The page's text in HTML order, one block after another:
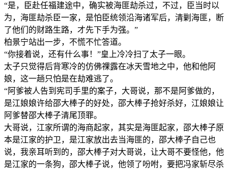
“是，臣赴任福建途中，确实被海匪劫杀过，不过，臣当时以
为，海匪劫杀臣一家，是怕臣统领沿海诸军后，清剿海匪，断
了他们的财路生路，才先下手为强。”
柏景宁站出一步，不慌不忙答道。
“你接着说，还有什么事！”皇上冷冷扫了太子一眼。
太子只觉得后背寒冷的仿佛祼露在冰天雪地之中，他和他阿
娘，这一趟只怕是在劫难逃了。
“阿爹被人告到宪司手里的案子，大哥说，那不是阿爹做的，
是江娘娘许给邵大棒子的好处，邵大棒子抢好杀好，江娘娘让
阿爹替邵大棒子清尾顶罪。
大哥说，江家所谓的海商起家，其实是海匪起家，邵大棒子原
本是江家的护卫，是江家放出去当海匪的，邵大棒子自己也
说，我亲耳听到的，邵大棒子对大哥说，让大哥不要怪他，他
是江家的一条狗，邵大棒子说，他领了吩咐，要把冯家斩尽杀